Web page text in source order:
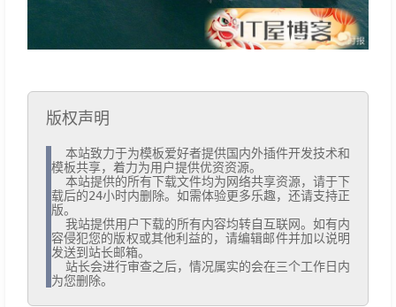
版权声明
模板共享，着力为用户提供优资资源。
载后的24小时内删除。如需体验更多乐趣，还请支持正
版。
容侵犯您的版权或其他利益的，请编辑邮件并加以说明
发送到站长邮箱。
为您删除。